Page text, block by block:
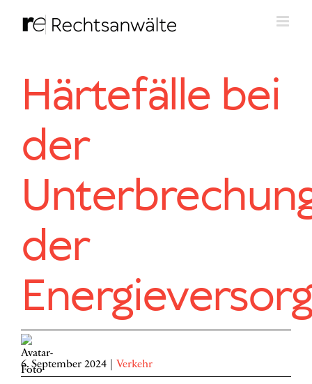
Inhalt
Härtefälle bei
der
der
6. September 2024 Verkehr